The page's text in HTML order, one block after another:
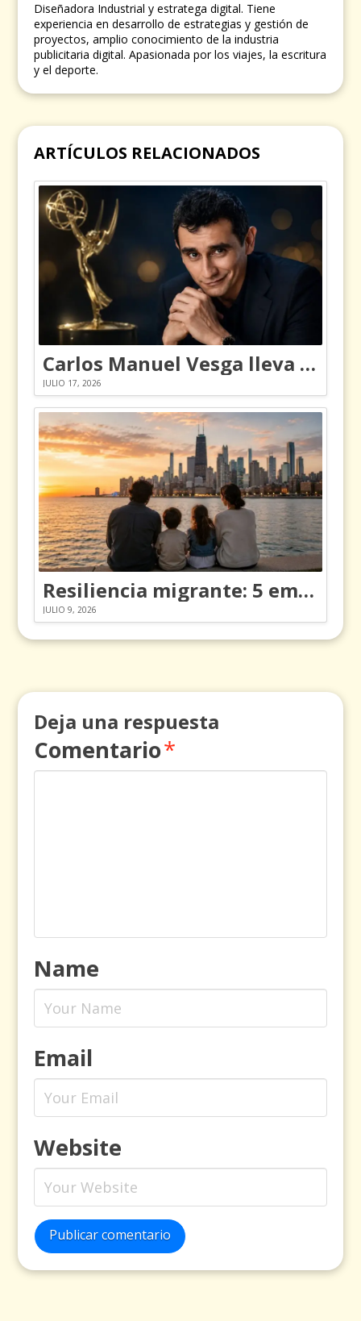
Diseñadora Industrial y estratega digital. Tiene
experiencia en desarrollo de estrategias y gestión de
proyectos, amplio conocimiento de la industria
publicitaria digital. Apasionada por los viajes, la escritura
y el deporte.
ARTÍCULOS RELACIONADOS
Carlos Manuel Vesga lleva el nombre de Colombia a los Emmy
JULIO 17, 2026
Resiliencia migrante: 5 emociones y cómo gestionarlas
JULIO 9, 2026
Deja una respuesta
Comentario*
Name
Email
Website
Publicar comentario